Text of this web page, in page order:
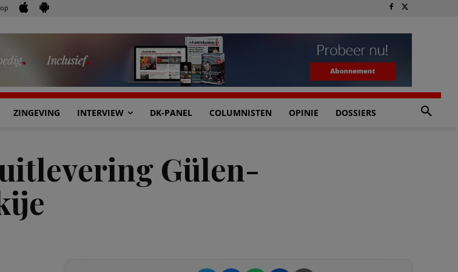
ZINGEVING INTERVIEW DK-PANEL COLUMNISTEN OPINIE DOSSIERS
Gülen-